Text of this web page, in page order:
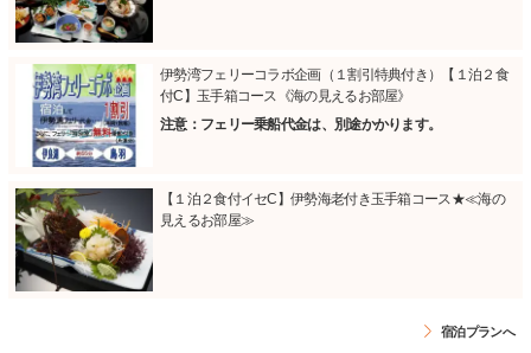
伊勢湾フェリーコラボ企画（１割引特典付き）【１泊２食
付C】玉手箱コース《海の見えるお部屋》
注意：フェリー乗船代金は、別途かかります。
【１泊２食付イセC】伊勢海老付き玉手箱コース★≪海の
見えるお部屋≫
宿泊プランへ